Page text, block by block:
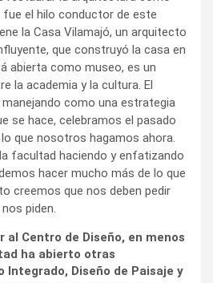
el hilo conductor de este
la Casa Vilamajó, un arquitecto
que construyó la casa en
abierta como museo, es un
la academia y la cultura. El
como una estrategia
se hace, celebramos el pasado
que nosotros hagamos ahora.
facultad haciendo y enfatizando
hacer mucho más de lo que
creemos que nos deben pedir
piden.
al Centro de Diseño, en menos
ha abierto otras
Integrado, Diseño de Paisaje y